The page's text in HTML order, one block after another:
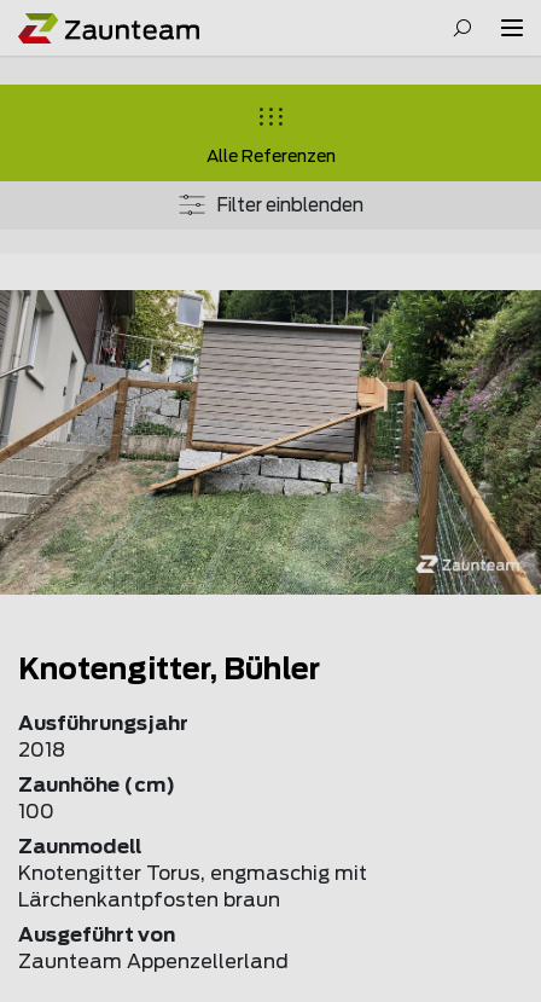
Alle Referenzen
Filter einblenden
Knotengitter, Bühler
Ausführungsjahr
2018
Zaunhöhe (cm)
100
Zaunmodell
Knotengitter Torus, engmaschig mit
Lärchenkantpfosten braun
Ausgeführt von
Zaunteam Appenzellerland